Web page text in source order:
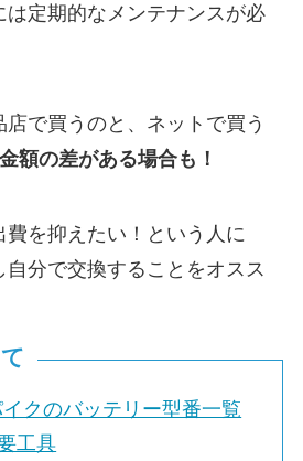
は定期的なメンテナンスが必
店で買うのと、ネットで買う
額の差がある場合も！
を抑えたい！という人に
分で交換することをオスス
クのバッテリー型番一覧
工具